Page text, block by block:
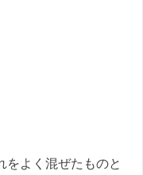
をよく混ぜたものと